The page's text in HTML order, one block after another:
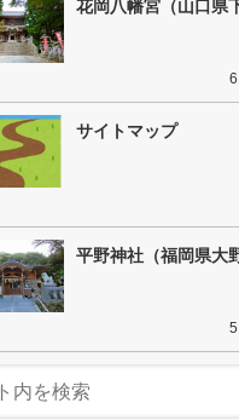
花岡八幡宮（山口県
サイトマップ
平野神社（福岡県大